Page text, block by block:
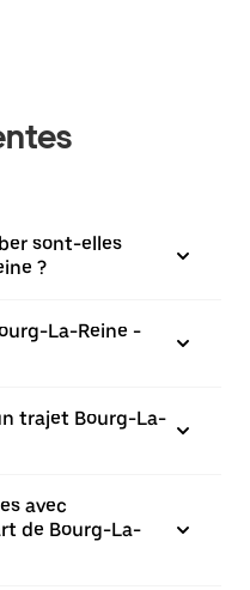
sont-elles
?
La-Reine -
trajet Bourg-La-
avec
de Bourg-La-